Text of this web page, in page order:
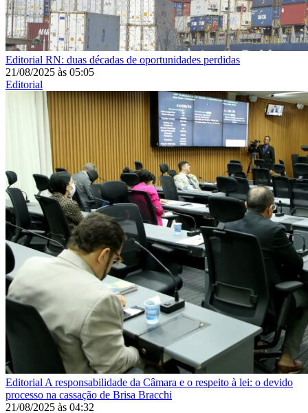
Editorial RN: duas décadas de oportunidades perdidas
21/08/2025 às 05:05
Editorial
Editorial A responsabilidade da Câmara e o respeito à lei: o devido
processo na cassação de Brisa Bracchi
21/08/2025 às 04:32